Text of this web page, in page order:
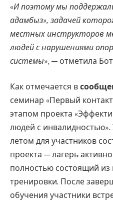
«И поэтому мы
адамбыз», задачей
местных инструкторов
людей с нарушениями
системы», — отметила
Как отмечается в
семинар «Первый
этапом проекта
людей с инвалидностью».
летом для участников
проекта — лагерь
полностью состоящий из
тренировки. После
обучения участники